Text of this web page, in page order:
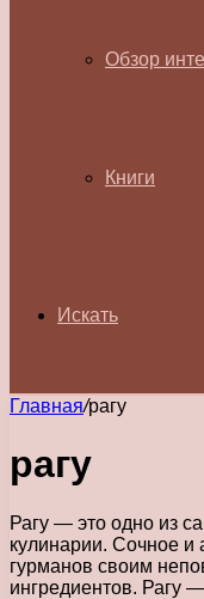
Обзор
Книги
Искать
Главная/рагу
рагу
Рагу — это одно из
кулинарии. Сочное и
гурманов своим
ингредиентов. Рагу